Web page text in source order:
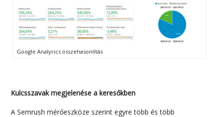
Google Analyrics összehasonlítás
Kulcsszavak megjelenése a keresőkben
A Semrush mérőeszköze szerint egyre több és több